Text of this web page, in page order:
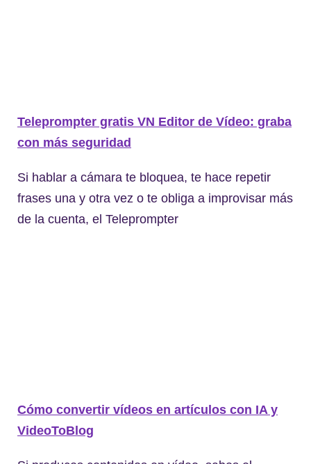
Teleprompter gratis VN Editor de Vídeo: graba
con más seguridad
Si hablar a cámara te bloquea, te hace repetir
frases una y otra vez o te obliga a improvisar más
de la cuenta, el Teleprompter
Cómo convertir vídeos en artículos con IA y
VideoToBlog